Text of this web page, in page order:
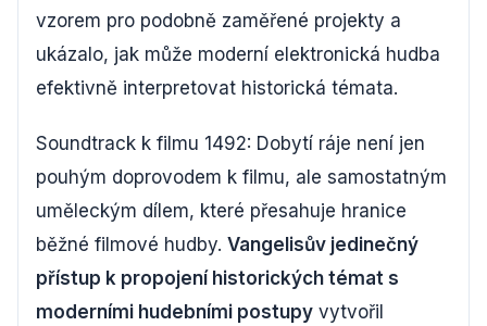
vzorem pro podobně zaměřené projekty a
ukázalo, jak může moderní elektronická hudba
efektivně interpretovat historická témata.
Soundtrack k filmu 1492: Dobytí ráje není jen
pouhým doprovodem k filmu, ale samostatným
uměleckým dílem, které přesahuje hranice
běžné filmové hudby. Vangelisův jedinečný
přístup k propojení historických témat s
moderními hudebními postupy vytvořil